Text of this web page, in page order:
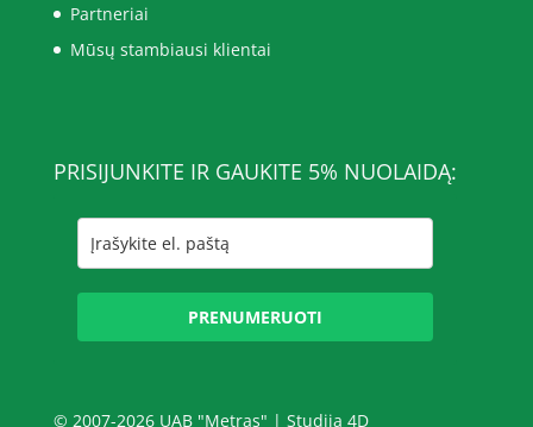
Partneriai
Mūsų stambiausi klientai
PRISIJUNKITE IR GAUKITE 5% NUOLAIDĄ:
PRENUMERUOTI
© 2007-2026 UAB "Metras" | Studija 4D